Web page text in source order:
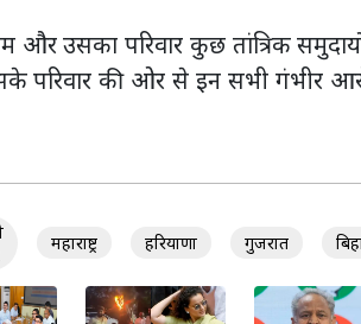
और उसका परिवार कुछ तांत्रिक
परिवार की ओर से इन सभी गंभीर
महाराष्ट्र हरियाणा गुजरात